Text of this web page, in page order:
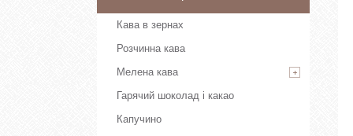
Кава в зернах
Розчинна кава
Мелена кава
Гарячий шоколад і какао
Капучино